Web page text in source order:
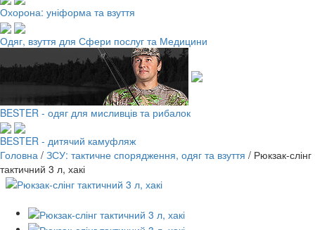
Охорона: уніформа та взуття
Одяг, взуття для Сфери послуг та Медицини
BESTER - одяг для мисливців та рибалок
BESTER - дитячий камуфляж
Головна / ЗСУ: тактичне спорядження, одяг та взуття / Рюкзак-слінг
тактичний 3 л, хакі